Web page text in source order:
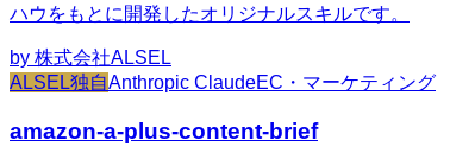
ハウをもとに開発したオリジナルスキルです。
by 株式会社ALSEL
ALSEL独自Anthropic ClaudeEC・マーケティング
amazon-a-plus-content-brief